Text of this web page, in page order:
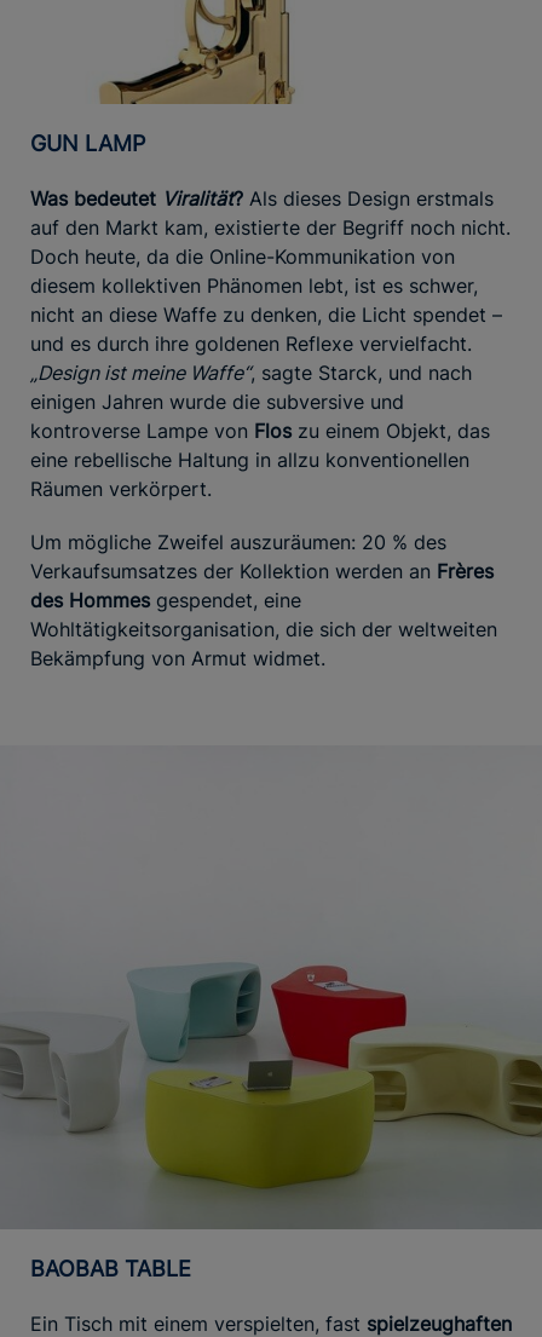
GUN LAMP
Was bedeutet Viralität? Als dieses Design erstmals
auf den Markt kam, existierte der Begriff noch nicht.
Doch heute, da die Online-Kommunikation von
diesem kollektiven Phänomen lebt, ist es schwer,
nicht an diese Waffe zu denken, die Licht spendet –
und es durch ihre goldenen Reflexe vervielfacht.
„Design ist meine Waffe“, sagte Starck, und nach
einigen Jahren wurde die subversive und
kontroverse Lampe von Flos zu einem Objekt, das
eine rebellische Haltung in allzu konventionellen
Räumen verkörpert.
Um mögliche Zweifel auszuräumen: 20 % des
Verkaufsumsatzes der Kollektion werden an Frères
des Hommes gespendet, eine
Wohltätigkeitsorganisation, die sich der weltweiten
Bekämpfung von Armut widmet.
BAOBAB TABLE
Ein Tisch mit einem verspielten, fast spielzeughaften